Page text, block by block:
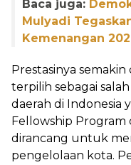
Baca juga:
Mulyadi
Kemenangan
Prestasinya
terpilih sebagai
daerah di Indonesia
Fellowship Program
dirancang untuk
pengelolaan kota.